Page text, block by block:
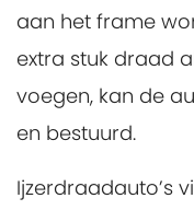
aan het frame
extra stuk draad
voegen, kan de
en bestuurd.
Ijzerdraadauto’s